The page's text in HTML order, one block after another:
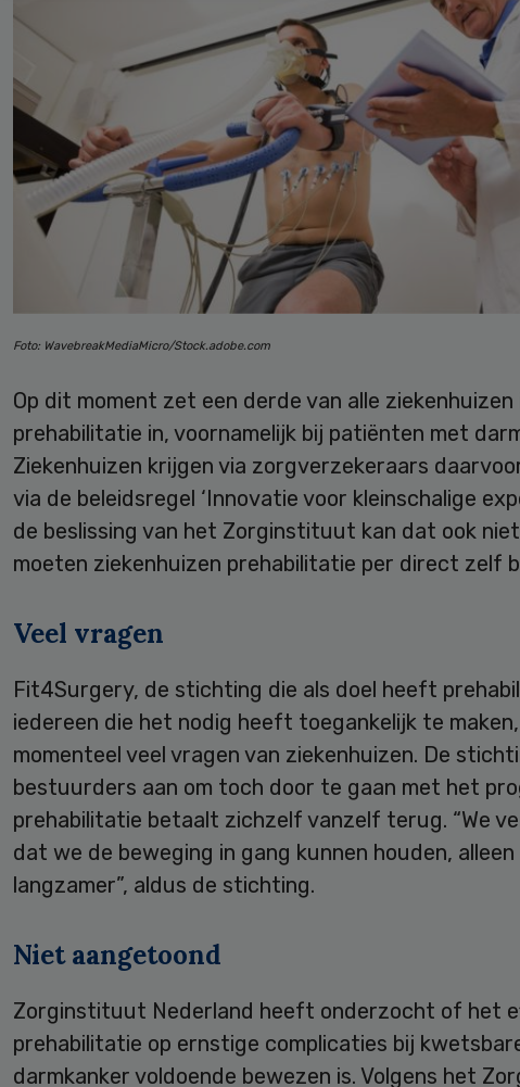
Foto: WavebreakMediaMicro/Stock.adobe.com
Op dit moment zet een derde van alle ziekenhuizen
prehabilitatie in, voornamelijk bij patiënten met
Ziekenhuizen krijgen via zorgverzekeraars
via de beleidsregel ‘Innovatie voor kleinschalige
de beslissing van het Zorginstituut kan dat ook
moeten ziekenhuizen prehabilitatie per direct zelf
Veel vragen
Fit4Surgery, de stichting die als doel heeft
iedereen die het nodig heeft toegankelijk te
momenteel veel vragen van ziekenhuizen. De
bestuurders aan om toch door te gaan met het
prehabilitatie betaalt zichzelf vanzelf terug. “We
dat we de beweging in gang kunnen houden,
langzamer”, aldus de stichting.
Niet aangetoond
Zorginstituut Nederland heeft onderzocht of het
prehabilitatie op ernstige complicaties bij
darmkanker voldoende bewezen is. Volgens het